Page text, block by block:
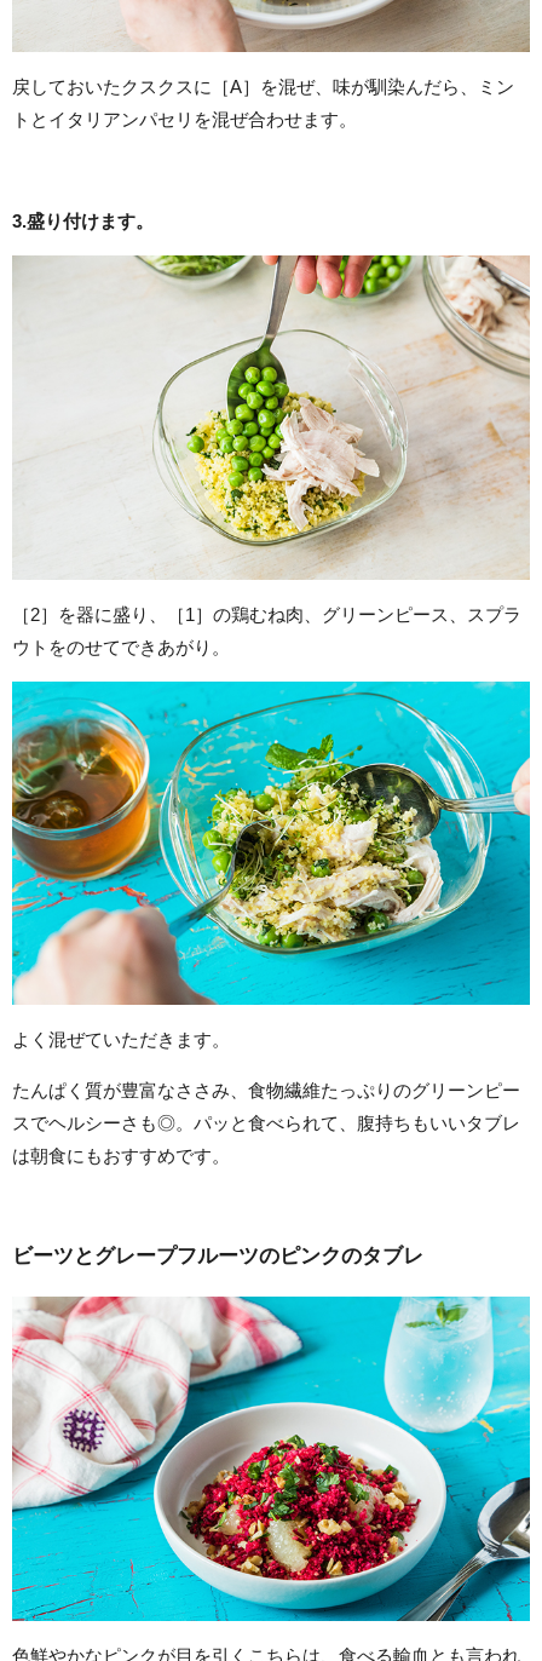
戻しておいたクスクスに［A］を混ぜ、味が馴染んだら、ミン
トとイタリアンパセリを混ぜ合わせます。
3.盛り付けます。
［2］を器に盛り、［1］の鶏むね肉、グリーンピース、スプラ
ウトをのせてできあがり。
よく混ぜていただきます。
たんぱく質が豊富なささみ、食物繊維たっぷりのグリーンピー
スでヘルシーさも◎。パッと食べられて、腹持ちもいいタブレ
は朝食にもおすすめです。
ビーツとグレープフルーツのピンクのタブレ
色鮮やかなピンクが目を引くこちらは、食べる輸血とも言われ